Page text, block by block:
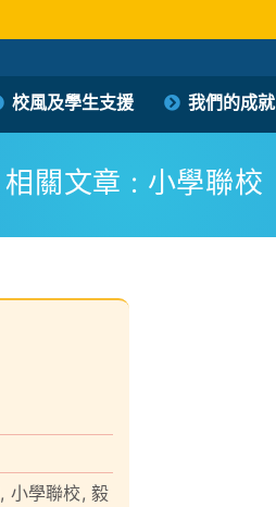
校風及學生支援 我們的成就
保良局西區婦女福利會馮李佩瑤小學
相關文章 : 小學聯校
, 小學聯校,毅